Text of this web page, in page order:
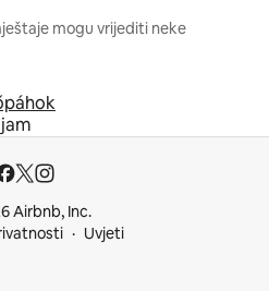
mogu vrijediti neke
Airbnb, Inc.
Uvjeti